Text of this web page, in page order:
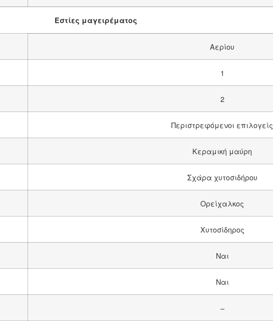
Εστίες μαγειρέματος
Αερίου
1
2
Περιστρεφόμενοι επιλογείς
Κεραμική μαύρη
Σχάρα χυτοσιδήρου
Ορείχαλκος
Χυτοσίδηρος
Ναι
Ναι
–